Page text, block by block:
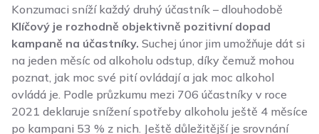
Konzumaci sníží každý druhý účastník – dlouhodobě
Klíčový je rozhodně objektivně pozitivní dopad
kampaně na účastníky. Suchej únor jim umožňuje dát si
na jeden měsíc od alkoholu odstup, díky čemuž mohou
poznat, jak moc své pití ovládají a jak moc alkohol
ovládá je. Podle průzkumu mezi 706 účastníky v roce
2021 deklaruje snížení spotřeby alkoholu ještě 4 měsíce
po kampani 53 % z nich. Ještě důležitější je srovnání